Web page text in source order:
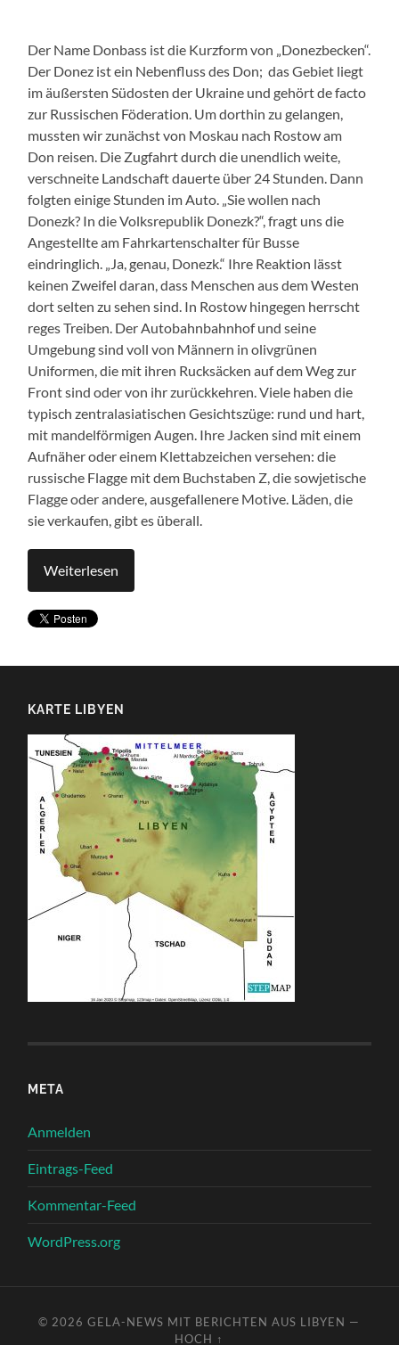
Der Name Donbass ist die Kurzform von „Donezbecken“.
Der Donez ist ein Nebenfluss des Don; das Gebiet liegt
im äußersten Südosten der Ukraine und gehört de facto
zur Russischen Föderation. Um dorthin zu gelangen,
mussten wir zunächst von Moskau nach Rostow am
Don reisen. Die Zugfahrt durch die unendlich weite,
verschneite Landschaft dauerte über 24 Stunden. Dann
folgten einige Stunden im Auto. „Sie wollen nach
Donezk? In die Volksrepublik Donezk?“, fragt uns die
Angestellte am Fahrkartenschalter für Busse
eindringlich. „Ja, genau, Donezk.“ Ihre Reaktion lässt
keinen Zweifel daran, dass Menschen aus dem Westen
dort selten zu sehen sind. In Rostow hingegen herrscht
reges Treiben. Der Autobahnbahnhof und seine
Umgebung sind voll von Männern in olivgrünen
Uniformen, die mit ihren Rucksäcken auf dem Weg zur
Front sind oder von ihr zurückkehren. Viele haben die
typisch zentralasiatischen Gesichtszüge: rund und hart,
mit mandelförmigen Augen. Ihre Jacken sind mit einem
Aufnäher oder einem Klettabzeichen versehen: die
russische Flagge mit dem Buchstaben Z, die sowjetische
Flagge oder andere, ausgefallenere Motive. Läden, die
sie verkaufen, gibt es überall.
Weiterlesen
KARTE LIBYEN
META
Anmelden
Eintrags-Feed
Kommentar-Feed
WordPress.org
© 2026GELA-NEWS MIT BERICHTEN AUS LIBYEN —
HOCH ↑